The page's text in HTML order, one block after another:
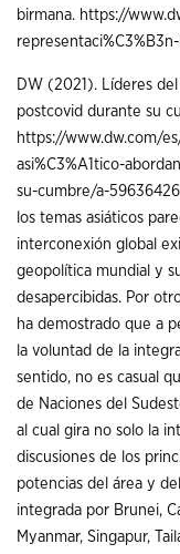
birmana. https://
DW (2021). Líderes
postcovid durante su
https://www.dw.com/
asi%C3%A1tico-
su-cumbre/a-
los temas asiáticos
interconexión global
geopolítica mundial y
desapercibidas. Por
ha demostrado que a
la voluntad de la
sentido, no es casual
de Naciones del
al cual gira no solo la
discusiones de los
potencias del área y
integrada por Brunei,
Myanmar, Singapur,